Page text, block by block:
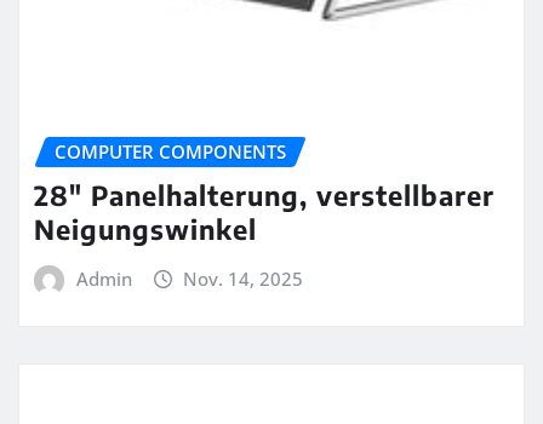
COMPUTER COMPONENTS
28″ Panelhalterung, verstellbarer
Neigungswinkel
Admin Nov. 14, 2025